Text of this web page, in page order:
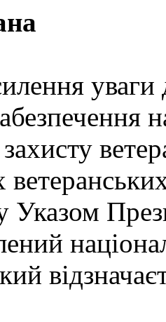
уваги
Указом